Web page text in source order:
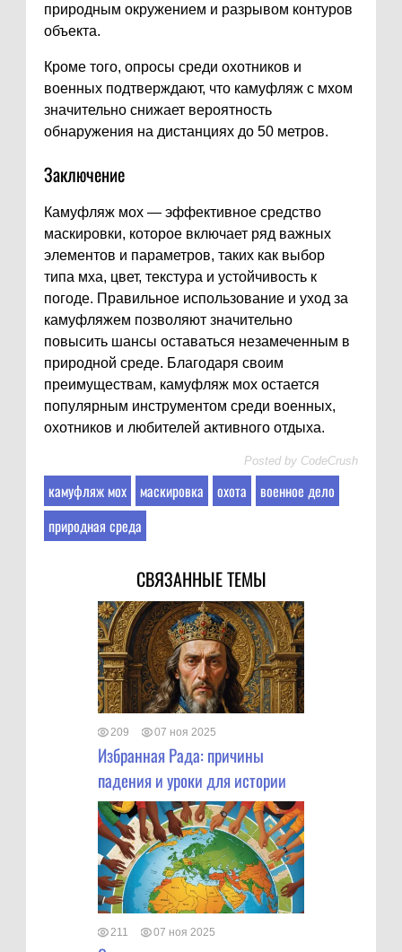
природным окружением и разрывом контуров
объекта.
Кроме того, опросы среди охотников и
военных подтверждают, что камуфляж с мхом
значительно снижает вероятность
обнаружения на дистанциях до 50 метров.
Заключение
Камуфляж мох — эффективное средство
маскировки, которое включает ряд важных
элементов и параметров, таких как выбор
типа мха, цвет, текстура и устойчивость к
погоде. Правильное использование и уход за
камуфляжем позволяют значительно
повысить шансы оставаться незамеченным в
природной среде. Благодаря своим
преимуществам, камуфляж мох остается
популярным инструментом среди военных,
охотников и любителей активного отдыха.
Posted by CodeCrush
камуфляж мох маскировка охота
военное дело
природная среда
СВЯЗАННЫЕ ТЕМЫ
209 07 ноя 2025
Избранная Рада: причины
падения и уроки для истории
211 07 ноя 2025